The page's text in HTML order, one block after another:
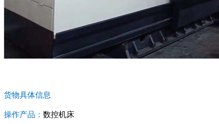
货物具体信息
操作产品： 数控机床